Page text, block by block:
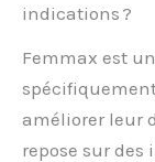
indications ?
Femmax est
améliorer leur
repose sur